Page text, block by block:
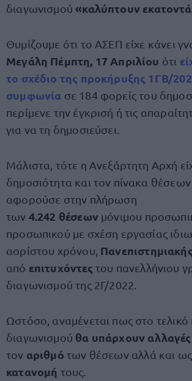
διαγωνισμού«καλύπτουν
Θυμίζουμε ότι το ΑΣΕΠ είχε κάνει
Μεγάλη Πέμπτη, 17 Απριλίου ότι
το σχέδιο της προκήρυξης 1ΓΒ/
συμφωνία σε 184 φορείς του
περίμενε την έγκρισή ή τις
για να τη δημοσιεύσει.
Μάλιστα, τότε η Ανεξάρτητη Αρχή
δημοσιότητα και τον πίνακα
αφορούσε στην πλήρωση
των 4.242 θέσεωνμόνιμου
προσωπικού με σχέση εργασίας
αορίστου χρόνου,
από επιτυχόντες του πανελλήνιου
διαγωνισμού της 2Γ/2022.
Ωστόσο, αναμένεται πως στο τελικό
διαγωνισμού θα υπάρχουν αλλαγές
τον αριθμό των θέσεων αλλά και
κατανομή τους.